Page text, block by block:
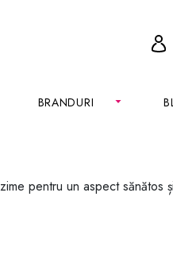
BRANDURI
pentru un aspect sănătos